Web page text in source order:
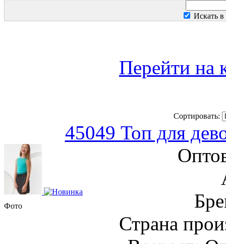
Искать
Перейти на
Сортировать:
45049 Топ для
Фото
Страна